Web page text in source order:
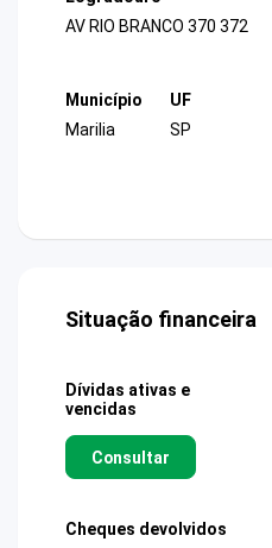
AV RIO BRANCO 370 372
Município
Marilia
UF
SP
Situação financeira
Dívidas ativas e
vencidas
Consultar
Cheques devolvidos